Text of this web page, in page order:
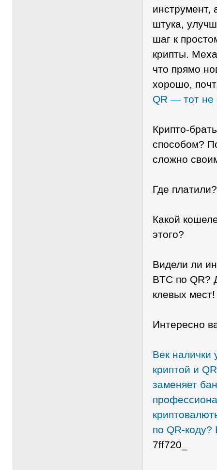
инструмент,
штука,
шаг к
крипты.
что прямо
хорошо,
QR — тот не
Крипто-
способом?
сложно
Где
Какой
этого?
Видели ли
BTC по QR?
клевых мест!
Интересно
Век
криптой и QR
заменяет
по QR-коду?
7ff720_